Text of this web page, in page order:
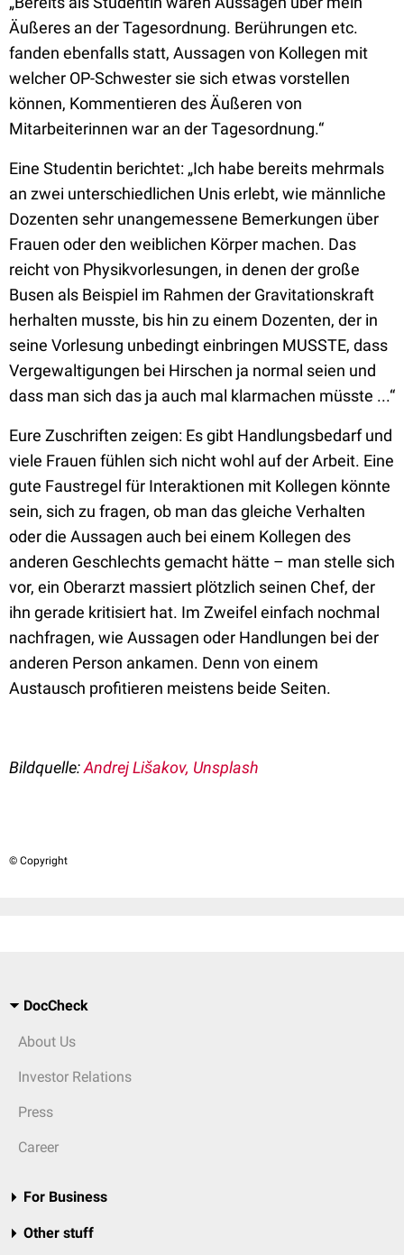
Äußeres an der Tagesordnung. Berührungen etc.
fanden ebenfalls statt, Aussagen von Kollegen mit
welcher OP-Schwester sie sich etwas vorstellen
können, Kommentieren des Äußeren von
Mitarbeiterinnen war an der Tagesordnung.“
Eine Studentin berichtet: „Ich habe bereits mehrmals
an zwei unterschiedlichen Unis erlebt, wie männliche
Dozenten sehr unangemessene Bemerkungen über
Frauen oder den weiblichen Körper machen. Das
reicht von Physikvorlesungen, in denen der große
Busen als Beispiel im Rahmen der Gravitationskraft
herhalten musste, bis hin zu einem Dozenten, der in
seine Vorlesung unbedingt einbringen MUSSTE, dass
Vergewaltigungen bei Hirschen ja normal seien und
dass man sich das ja auch mal klarmachen müsste ...“
Eure Zuschriften zeigen: Es gibt Handlungsbedarf und
viele Frauen fühlen sich nicht wohl auf der Arbeit. Eine
gute Faustregel für Interaktionen mit Kollegen könnte
sein, sich zu fragen, ob man das gleiche Verhalten
oder die Aussagen auch bei einem Kollegen des
anderen Geschlechts gemacht hätte – man stelle sich
vor, ein Oberarzt massiert plötzlich seinen Chef, der
ihn gerade kritisiert hat. Im Zweifel einfach nochmal
nachfragen, wie Aussagen oder Handlungen bei der
anderen Person ankamen. Denn von einem
Austausch profitieren meistens beide Seiten.
Bildquelle:Andrej Lišakov, Unsplash
© Copyright
DocCheck
About Us
Investor Relations
Press
Career
For Business
Other stuff